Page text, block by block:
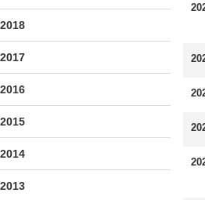
2018
2017
2016
2015
2014
2013